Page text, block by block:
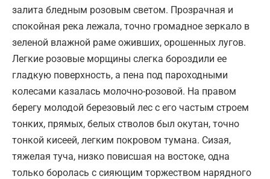
залита бледным розовым светом. Прозрачная и
спокойная река лежала, точно громадное зеркало в
зеленой влажной раме оживших, орошенных лугов.
Легкие розовые морщины слегка бороздили ее
гладкую поверхность, а пена под пароходными
колесами казалась молочно-розовой. На правом
берегу молодой березовый лес с его частым строем
тонких, прямых, белых стволов был окутан, точно
тонкой кисеей, легким покровом тумана. Сизая,
тяжелая туча, низко повисшая на востоке, одна
только боролась с сияющим торжеством нарядного